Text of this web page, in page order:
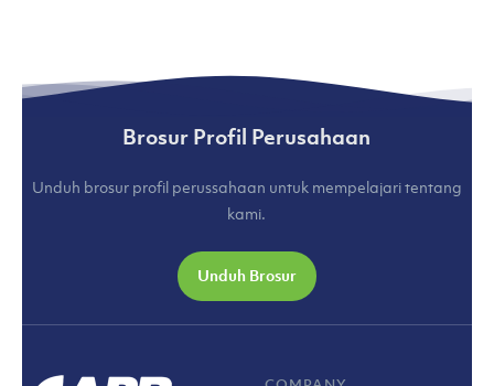
Brosur Profil Perusahaan
Unduh brosur profil perussahaan untuk mempelajari tentang
kami.
Unduh Brosur